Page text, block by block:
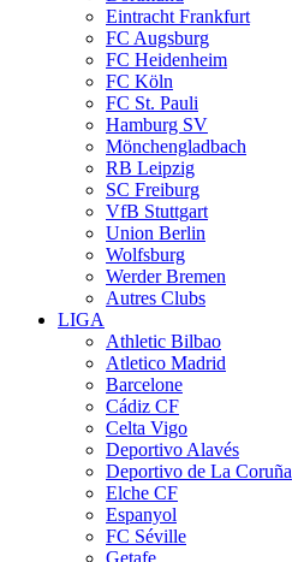
Eintracht Frankfurt
FC Augsburg
FC Heidenheim
FC Köln
FC St. Pauli
Hamburg SV
Mönchengladbach
RB Leipzig
SC Freiburg
VfB Stuttgart
Union Berlin
Wolfsburg
Werder Bremen
Autres Clubs
LIGA
Athletic Bilbao
Atletico Madrid
Barcelone
Cádiz CF
Celta Vigo
Deportivo Alavés
Deportivo de La Coruña
Elche CF
Espanyol
FC Séville